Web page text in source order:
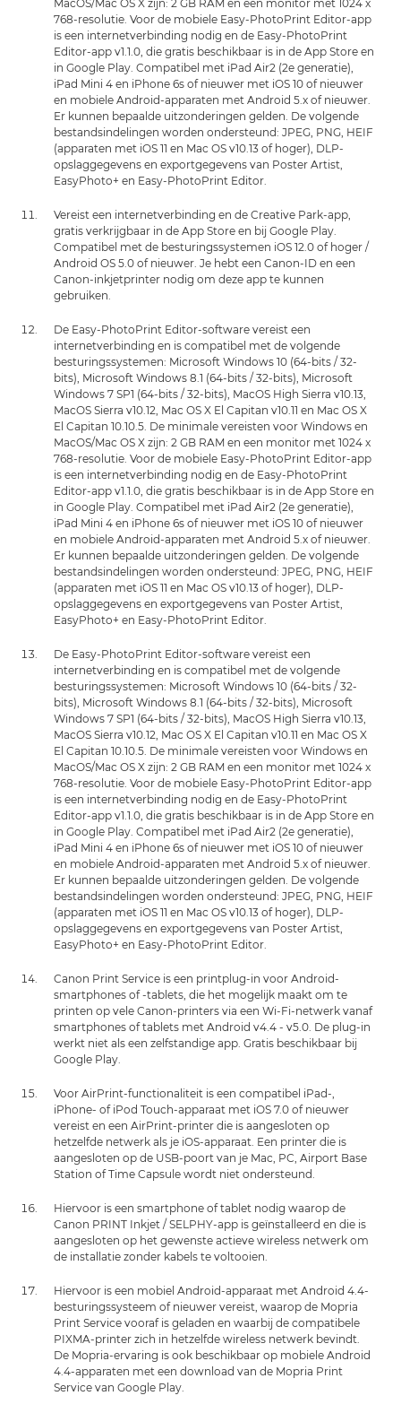
MacOS/Mac OS X zijn: 2 GB RAM en een monitor met 1024 x
768-resolutie. Voor de mobiele Easy-PhotoPrint Editor-app
is een internetverbinding nodig en de Easy-PhotoPrint
Editor-app v1.1.0, die gratis beschikbaar is in de App Store en
in Google Play. Compatibel met iPad Air2 (2e generatie),
iPad Mini 4 en iPhone 6s of nieuwer met iOS 10 of nieuwer
en mobiele Android-apparaten met Android 5.x of nieuwer.
Er kunnen bepaalde uitzonderingen gelden. De volgende
bestandsindelingen worden ondersteund: JPEG, PNG, HEIF
(apparaten met iOS 11 en Mac OS v10.13 of hoger), DLP-
opslaggegevens en exportgegevens van Poster Artist,
EasyPhoto+ en Easy-PhotoPrint Editor.
Vereist een internetverbinding en de Creative Park-app,
gratis verkrijgbaar in de App Store en bij Google Play.
Compatibel met de besturingssystemen iOS 12.0 of hoger /
Android OS 5.0 of nieuwer. Je hebt een Canon-ID en een
Canon-inkjetprinter nodig om deze app te kunnen
gebruiken.
De Easy-PhotoPrint Editor-software vereist een
internetverbinding en is compatibel met de volgende
besturingssystemen: Microsoft Windows 10 (64-bits / 32-
bits), Microsoft Windows 8.1 (64-bits / 32-bits), Microsoft
Windows 7 SP1 (64-bits / 32-bits), MacOS High Sierra v10.13,
MacOS Sierra v10.12, Mac OS X El Capitan v10.11 en Mac OS X
El Capitan 10.10.5. De minimale vereisten voor Windows en
MacOS/Mac OS X zijn: 2 GB RAM en een monitor met 1024 x
768-resolutie. Voor de mobiele Easy-PhotoPrint Editor-app
is een internetverbinding nodig en de Easy-PhotoPrint
Editor-app v1.1.0, die gratis beschikbaar is in de App Store en
in Google Play. Compatibel met iPad Air2 (2e generatie),
iPad Mini 4 en iPhone 6s of nieuwer met iOS 10 of nieuwer
en mobiele Android-apparaten met Android 5.x of nieuwer.
Er kunnen bepaalde uitzonderingen gelden. De volgende
bestandsindelingen worden ondersteund: JPEG, PNG, HEIF
(apparaten met iOS 11 en Mac OS v10.13 of hoger), DLP-
opslaggegevens en exportgegevens van Poster Artist,
EasyPhoto+ en Easy-PhotoPrint Editor.
De Easy-PhotoPrint Editor-software vereist een
internetverbinding en is compatibel met de volgende
besturingssystemen: Microsoft Windows 10 (64-bits / 32-
bits), Microsoft Windows 8.1 (64-bits / 32-bits), Microsoft
Windows 7 SP1 (64-bits / 32-bits), MacOS High Sierra v10.13,
MacOS Sierra v10.12, Mac OS X El Capitan v10.11 en Mac OS X
El Capitan 10.10.5. De minimale vereisten voor Windows en
MacOS/Mac OS X zijn: 2 GB RAM en een monitor met 1024 x
768-resolutie. Voor de mobiele Easy-PhotoPrint Editor-app
is een internetverbinding nodig en de Easy-PhotoPrint
Editor-app v1.1.0, die gratis beschikbaar is in de App Store en
in Google Play. Compatibel met iPad Air2 (2e generatie),
iPad Mini 4 en iPhone 6s of nieuwer met iOS 10 of nieuwer
en mobiele Android-apparaten met Android 5.x of nieuwer.
Er kunnen bepaalde uitzonderingen gelden. De volgende
bestandsindelingen worden ondersteund: JPEG, PNG, HEIF
(apparaten met iOS 11 en Mac OS v10.13 of hoger), DLP-
opslaggegevens en exportgegevens van Poster Artist,
EasyPhoto+ en Easy-PhotoPrint Editor.
Canon Print Service is een printplug-in voor Android-
smartphones of -tablets, die het mogelijk maakt om te
printen op vele Canon-printers via een Wi-Fi-netwerk vanaf
smartphones of tablets met Android v4.4 - v5.0. De plug-in
werkt niet als een zelfstandige app. Gratis beschikbaar bij
Google Play.
Voor AirPrint-functionaliteit is een compatibel iPad-,
iPhone- of iPod Touch-apparaat met iOS 7.0 of nieuwer
vereist en een AirPrint-printer die is aangesloten op
hetzelfde netwerk als je iOS-apparaat. Een printer die is
aangesloten op de USB-poort van je Mac, PC, Airport Base
Station of Time Capsule wordt niet ondersteund.
Hiervoor is een smartphone of tablet nodig waarop de
Canon PRINT Inkjet / SELPHY-app is geïnstalleerd en die is
aangesloten op het gewenste actieve wireless netwerk om
de installatie zonder kabels te voltooien.
Hiervoor is een mobiel Android-apparaat met Android 4.4-
besturingssysteem of nieuwer vereist, waarop de Mopria
Print Service vooraf is geladen en waarbij de compatibele
PIXMA-printer zich in hetzelfde wireless netwerk bevindt.
De Mopria-ervaring is ook beschikbaar op mobiele Android
4.4-apparaten met een download van de Mopria Print
Service van Google Play.